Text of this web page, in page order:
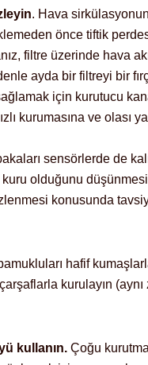
. Hava
önce tiftik
filtre üzerinde hava
ayda bir filtreyi bir
için kurutucu
kurumasına ve olası
sensörlerde de
olduğunu
konusunda
hafif
kurulayın
kullanın. Çoğu kurutma